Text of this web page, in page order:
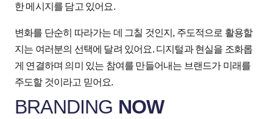
한 메시지를 담고 있어요.
변화를 단순히 따라가는 데 그칠 것인지, 주도적으로 활용할
지는 여러분의 선택에 달려 있어요. 디지털과 현실을 조화롭
게 연결하며 의미 있는 참여를 만들어내는 브랜드가 미래를
주도할 것이라고 믿어요.
BRANDING NOW